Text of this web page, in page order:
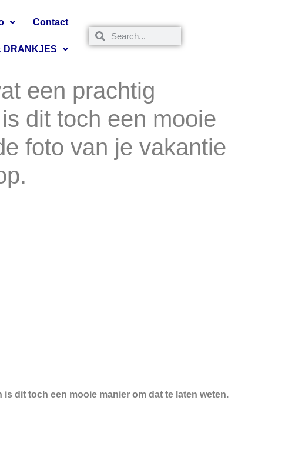
Contact
DRANKJES
een prachtig
dit toch een mooie
foto van je vakantie
dit toch een mooie manier om dat te laten weten.